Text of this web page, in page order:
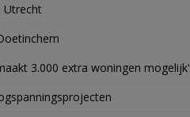
Utrecht
3.000 extra woningen mogelijk'